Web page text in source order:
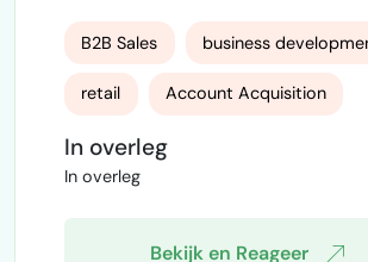
eyewear distribution company
retail penetration in the
March, we are launching a
field sales sprint targeting: • Independent
opticians • Established local retail chains
(2–5 stores, regionally …
B2B Sales business
retail Account Acquisition
Negotiating
In overleg
In overleg
Bekijk en Reageer